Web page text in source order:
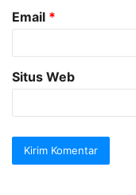
Email *
Situs Web